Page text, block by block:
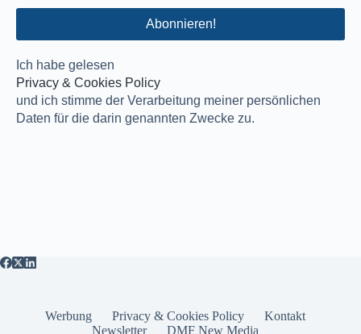
Ich habe gelesen
Privacy & Cookies Policy
und ich stimme der Verarbeitung meiner persönlichen
Daten für die darin genannten Zwecke zu.
Werbung Privacy & Cookies Policy
Kontakt
Newsletter
DMF New Media